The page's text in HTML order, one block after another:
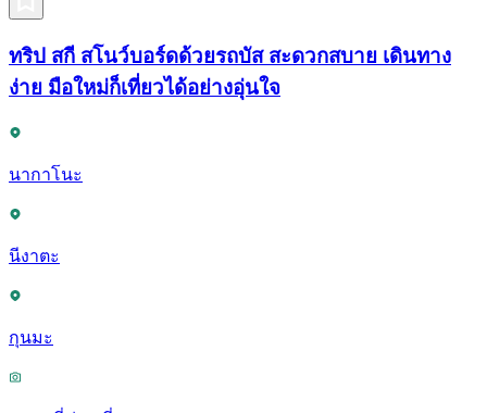
ทริป สกี สโนว์บอร์ดด้วยรถบัส สะดวกสบาย เดินทาง
ง่าย มือใหม่ก็เที่ยวได้อย่างอุ่นใจ
นากาโนะ
นีงาตะ
กุนมะ